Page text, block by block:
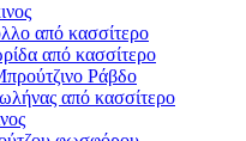
από κασσίτερο
από κασσίτερο
Ράβδο
από κασσίτερο